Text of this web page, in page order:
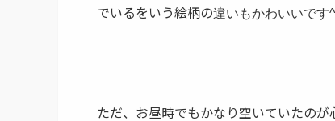
でいるをいう絵柄の違いもかわいいです
ただ、お昼時でもかなり空いていたのが